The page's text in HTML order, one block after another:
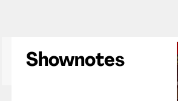
Shownotes